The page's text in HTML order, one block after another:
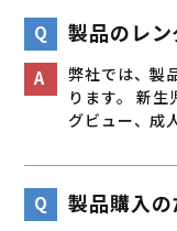
製品のレ
弊社では、製
ります。 新生
グビュー、成
製品購入